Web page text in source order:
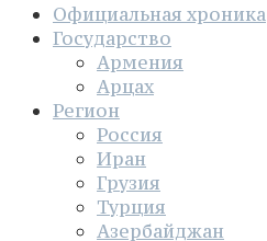
Официальная хроника
Государство
Армения
Арцах
Регион
Россия
Иран
Грузия
Турция
Азербайджан